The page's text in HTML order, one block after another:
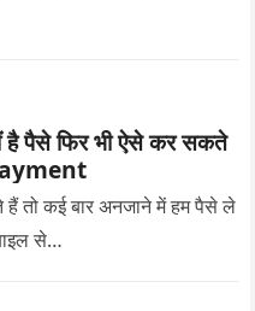
है पैसे फिर भी ऐसे कर सकते
तो कई बार अनजाने में हम पैसे ले
से…